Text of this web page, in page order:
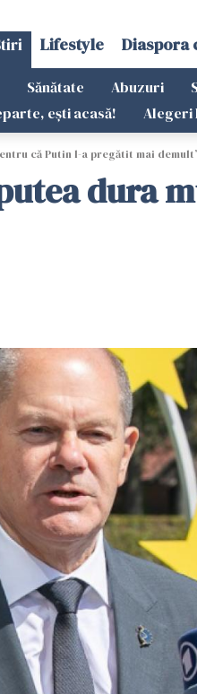
Lifestyle Diaspora
Sănătate Abuzuri
ești acasă! Alegeri
că Putin l-a pregătit mai
dura